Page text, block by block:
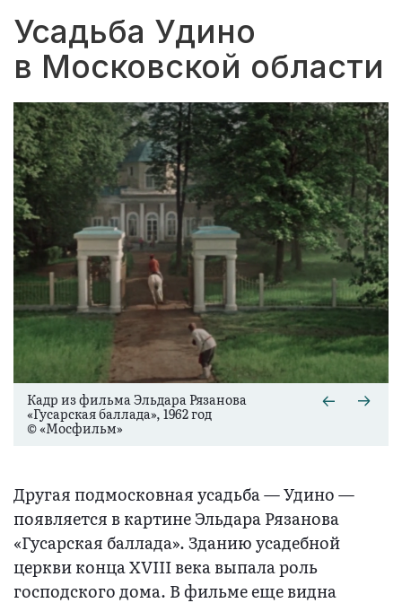
Усадьба Удино
в Московской области
Кадр из фильма Эльдара Рязанова
«Гусарская баллада», 1962 год
© «Мосфильм»
Другая подмосковная усадьба — Удино —
появляется в картине Эльдара Рязанова
«Гусарская баллада». Зданию усадебной
церкви конца XVIII века выпала роль
господского дома. В фильме еще видна